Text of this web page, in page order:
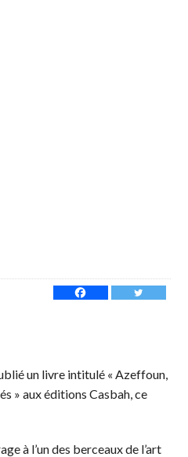
un livre intitulé « Azeffoun,
» aux éditions Casbah, ce
à l’un des berceaux de l’art